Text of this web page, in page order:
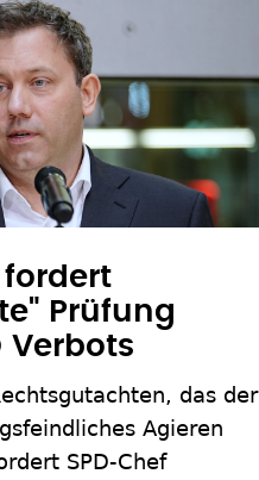
Prüfung
Verbots
das der
Agieren
SPD-Chef